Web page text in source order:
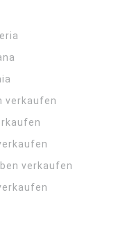
verkaufen
verkaufen